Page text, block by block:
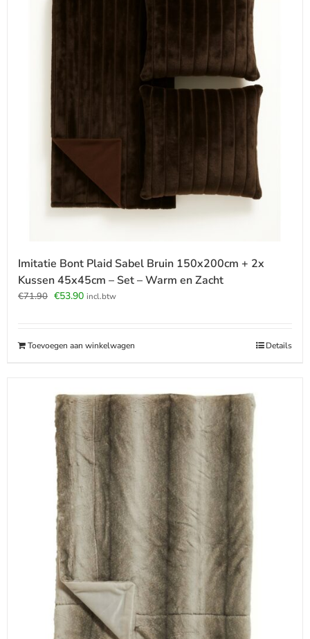
Imitatie Bont Plaid Sabel Bruin 150x200cm + 2x
Kussen 45x45cm – Set – Warm en Zacht
€71.90 Oorspronkelijke
€53.90Huidige
€53.90.
incl.btw
Toevoegen aan winkelwagen Details